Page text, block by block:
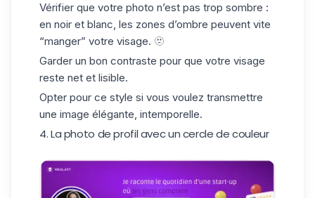
Vérifier que votre photo n’est pas trop sombre :
en noir et blanc, les zones d’ombre peuvent vite
“manger” votre visage. 🫥
Garder un bon contraste pour que votre visage
reste net et lisible.
Opter pour ce style si vous voulez transmettre
une image élégante, intemporelle.
4. La photo de profil avec un cercle de couleur